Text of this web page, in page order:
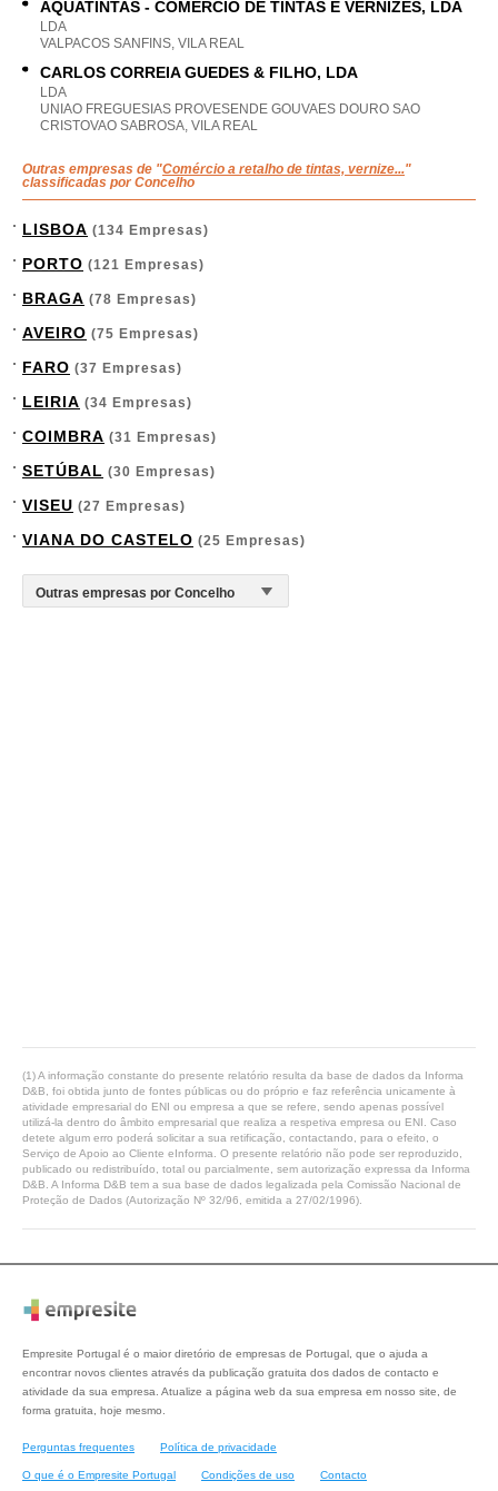
AQUATINTAS - COMÉRCIO DE TINTAS E VERNIZES, LDA
LDA
VALPACOS SANFINS, VILA REAL
CARLOS CORREIA GUEDES & FILHO, LDA
LDA
UNIAO FREGUESIAS PROVESENDE GOUVAES DOURO SAO
CRISTOVAO SABROSA, VILA REAL
Outras empresas de "Comércio a retalho de tintas, vernize..."
classificadas por Concelho
LISBOA (134 Empresas)
PORTO (121 Empresas)
BRAGA (78 Empresas)
AVEIRO (75 Empresas)
FARO (37 Empresas)
LEIRIA (34 Empresas)
COIMBRA (31 Empresas)
SETÚBAL (30 Empresas)
VISEU (27 Empresas)
VIANA DO CASTELO (25 Empresas)
(1) A informação constante do presente relatório resulta da base de dados da Informa
D&B, foi obtida junto de fontes públicas ou do próprio e faz referência unicamente à
atividade empresarial do ENI ou empresa a que se refere, sendo apenas possível
utilizá-la dentro do âmbito empresarial que realiza a respetiva empresa ou ENI. Caso
detete algum erro poderá solicitar a sua retificação, contactando, para o efeito, o
Serviço de Apoio ao Cliente eInforma. O presente relatório não pode ser reproduzido,
publicado ou redistribuído, total ou parcialmente, sem autorização expressa da Informa
D&B. A Informa D&B tem a sua base de dados legalizada pela Comissão Nacional de
Proteção de Dados (Autorização Nº 32/96, emitida a 27/02/1996).
Empresite Portugal é o maior diretório de empresas de Portugal, que o ajuda a
encontrar novos clientes através da publicação gratuita dos dados de contacto e
atividade da sua empresa. Atualize a página web da sua empresa em nosso site, de
forma gratuita, hoje mesmo.
Perguntas frequentes Política de privacidade
O que é o Empresite Portugal Condições de uso Contacto